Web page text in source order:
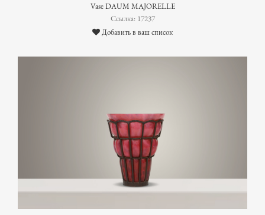
Vase DAUM MAJORELLE
Ссылка: 17237
Добавить в ваш список